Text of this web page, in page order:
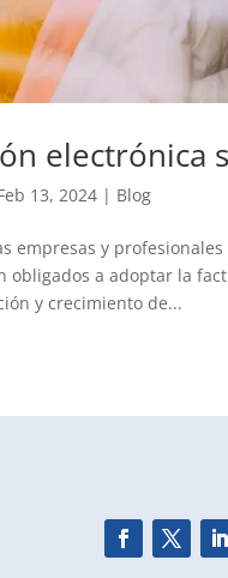
electrónica
13, 2024 | Blog
empresas y
obligados a adoptar la
y crecimiento de...